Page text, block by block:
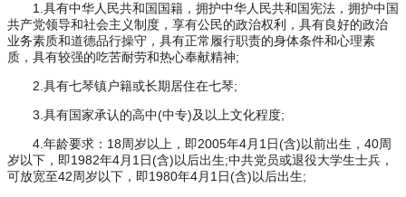
1.具有中华人民共和国国籍，拥护中华人民共和国宪法，拥护中国
共产党领导和社会主义制度，享有公民的政治权利，具有良好的政治
业务素质和道德品行操守，具有正常履行职责的身体条件和心理素
质，具有较强的吃苦耐劳和热心奉献精神;
2.具有七琴镇户籍或长期居住在七琴;
3.具有国家承认的高中(中专)及以上文化程度;
4.年龄要求：18周岁以上，即2005年4月1日(含)以前出生，40周
岁以下，即1982年4月1日(含)以后出生;中共党员或退役大学生士兵，
可放宽至42周岁以下，即1980年4月1日(含)以后出生;